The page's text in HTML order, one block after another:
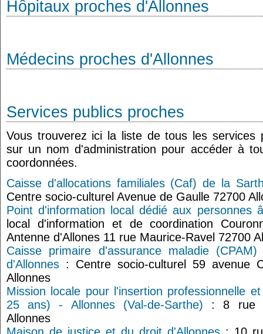
Hôpitaux proches d'Allonnes
Médecins proches d'Allonnes
Services publics proches
Vous trouverez ici la liste de tous les services
sur un nom d'administration pour accéder à
coordonnées.
Caisse d'allocations familiales (Caf) de la
Centre socio-culturel Avenue de Gaulle 72700
Point d'information local dédié aux personnes
local d'information et de coordination
Antenne d'Allones 11 rue Maurice-Ravel 72700
Caisse primaire d'assurance maladie
d'Allonnes : Centre socio-culturel 59 avenue
Allonnes
Mission locale pour l'insertion professionnelle
25 ans) - Allonnes (Val-de-Sarthe) : 8 rue
Allonnes